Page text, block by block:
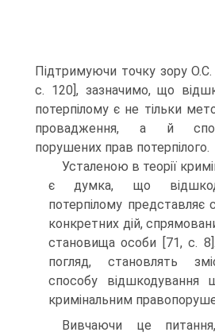
Підтримуючи точку зору
c. 120], зазначимо, що
потерпілому є не тільки
провадження, а й
порушених прав потерпілого.
Усталеною в теорії
є думка, що
потерпілому представляє
конкретних дій,
становища особи [71, с.
погляд, становлять
способу відшкодування
кримінальним
Вивчаючи це